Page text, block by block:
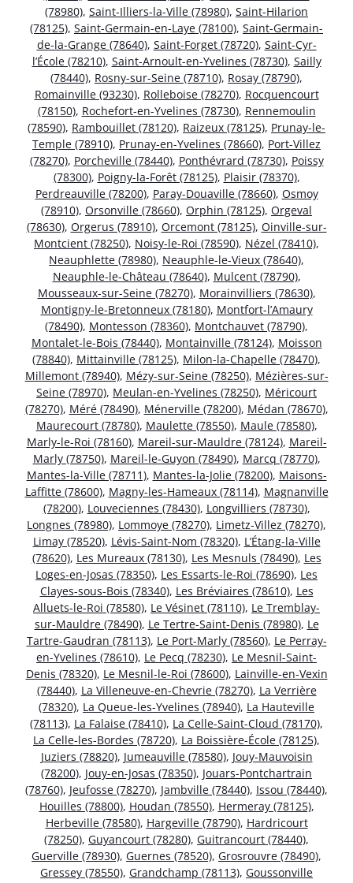
(78980), Saint-Illiers-la-Ville (78980), Saint-Hilarion
(78125), Saint-Germain-en-Laye (78100), Saint-Germain-
de-la-Grange (78640), Saint-Forget (78720), Saint-Cyr-
l’École (78210), Saint-Arnoult-en-Yvelines (78730), Sailly
(78440), Rosny-sur-Seine (78710), Rosay (78790),
Romainville (93230), Rolleboise (78270), Rocquencourt
(78150), Rochefort-en-Yvelines (78730), Rennemoulin
(78590), Rambouillet (78120), Raizeux (78125), Prunay-le-
Temple (78910), Prunay-en-Yvelines (78660), Port-Villez
(78270), Porcheville (78440), Ponthévrard (78730), Poissy
(78300), Poigny-la-Forêt (78125), Plaisir (78370),
Perdreauville (78200), Paray-Douaville (78660), Osmoy
(78910), Orsonville (78660), Orphin (78125), Orgeval
(78630), Orgerus (78910), Orcemont (78125), Oinville-sur-
Montcient (78250), Noisy-le-Roi (78590), Nézel (78410),
Neauphlette (78980), Neauphle-le-Vieux (78640),
Neauphle-le-Château (78640), Mulcent (78790),
Mousseaux-sur-Seine (78270), Morainvilliers (78630),
Montigny-le-Bretonneux (78180), Montfort-l’Amaury
(78490), Montesson (78360), Montchauvet (78790),
Montalet-le-Bois (78440), Montainville (78124), Moisson
(78840), Mittainville (78125), Milon-la-Chapelle (78470),
Millemont (78940), Mézy-sur-Seine (78250), Mézières-sur-
Seine (78970), Meulan-en-Yvelines (78250), Méricourt
(78270), Méré (78490), Ménerville (78200), Médan (78670),
Maurecourt (78780), Maulette (78550), Maule (78580),
Marly-le-Roi (78160), Mareil-sur-Mauldre (78124), Mareil-
Marly (78750), Mareil-le-Guyon (78490), Marcq (78770),
Mantes-la-Ville (78711), Mantes-la-Jolie (78200), Maisons-
Laffitte (78600), Magny-les-Hameaux (78114), Magnanville
(78200), Louveciennes (78430), Longvilliers (78730),
Longnes (78980), Lommoye (78270), Limetz-Villez (78270),
Limay (78520), Lévis-Saint-Nom (78320), L’Étang-la-Ville
(78620), Les Mureaux (78130), Les Mesnuls (78490), Les
Loges-en-Josas (78350), Les Essarts-le-Roi (78690), Les
Clayes-sous-Bois (78340), Les Bréviaires (78610), Les
Alluets-le-Roi (78580), Le Vésinet (78110), Le Tremblay-
sur-Mauldre (78490), Le Tertre-Saint-Denis (78980), Le
Tartre-Gaudran (78113), Le Port-Marly (78560), Le Perray-
en-Yvelines (78610), Le Pecq (78230), Le Mesnil-Saint-
Denis (78320), Le Mesnil-le-Roi (78600), Lainville-en-Vexin
(78440), La Villeneuve-en-Chevrie (78270), La Verrière
(78320), La Queue-les-Yvelines (78940), La Hauteville
(78113), La Falaise (78410), La Celle-Saint-Cloud (78170),
La Celle-les-Bordes (78720), La Boissière-École (78125),
Juziers (78820), Jumeauville (78580), Jouy-Mauvoisin
(78200), Jouy-en-Josas (78350), Jouars-Pontchartrain
(78760), Jeufosse (78270), Jambville (78440), Issou (78440),
Houilles (78800), Houdan (78550), Hermeray (78125),
Herbeville (78580), Hargeville (78790), Hardricourt
(78250), Guyancourt (78280), Guitrancourt (78440),
Guerville (78930), Guernes (78520), Grosrouvre (78490),
Gressey (78550), Grandchamp (78113), Goussonville